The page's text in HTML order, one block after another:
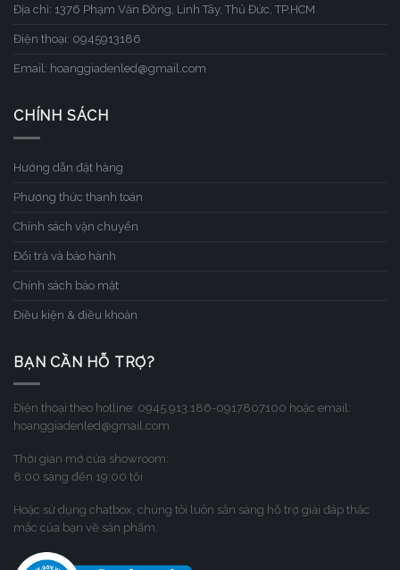
Địa chỉ: 1376 Phạm Văn Đồng, Linh Tây, Thủ Đức, TP.HCM
Điện thoại: 0945913186
Email: hoanggiadenled@gmail.com
CHÍNH SÁCH
Hướng dẫn đặt hàng
Phương thức thanh toán
Chính sách vận chuyển
Đổi trả và bảo hành
Chính sách bảo mật
Điều kiện & điều khoản
BẠN CẦN HỖ TRỢ?
Điện thoại theo hotline: 0945.913.186-0917807100 hoặc email:
hoanggiadenled@gmail.com
Thời gian mở cửa showroom:
8:00 sáng đến 19:00 tối
Hoặc sử dụng chatbox, chúng tôi luôn sẳn sàng hỗ trợ giải đáp thắc
mắc của bạn về sản phẩm.